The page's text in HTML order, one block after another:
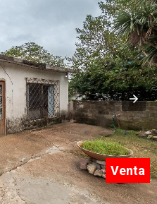
Venta